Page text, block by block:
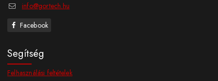
info@gortech.hu
Facebook
Segítség
Felhasználási feltételek